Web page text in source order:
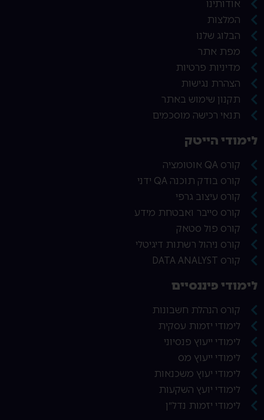
אודותינו
המלצות
הבלוג שלנו
מפת אתר
מדיניות פרטיות
הצהרת נגישות
תקנון שימוש באתר
תנאי רכישה מוסכמים
לימודי הייטק
קורס QA אוטומציה
קורס בודק תוכנה QA ידני
קורס עיצוב גרפי
קורס סייבר ואבטחת מידע
קורס פול סטאק
קורס ניהול רשתות דיגיטלי
קורס DATA ANALYST
לימודי פיננסיים
קורס הנהלת חשבונות
לימודי יזמות עסקית
לימודי ייעוץ פנסיוני
לימודי ייעוץ מס
לימודי יעוץ משכנאות
לימודי יועץ השקעות
לימודי יזמות נדל״ן